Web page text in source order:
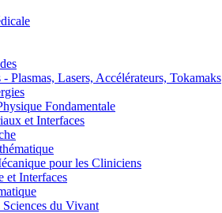
Lasers, Accélérateurs, Tokamaks
Fondamentale
et Interfaces
pour les Cliniciens
Interfaces
du Vivant